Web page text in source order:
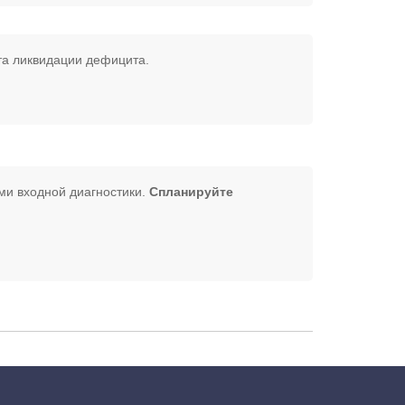
ликвидации дефицита.
входной диагностики. Спланируйте